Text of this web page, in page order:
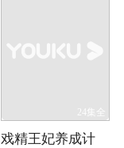
24集全
戏精王妃养成计